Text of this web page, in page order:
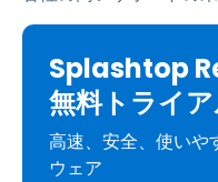
Splashtop
無料トライ
高速、安全、使いや
ウェア